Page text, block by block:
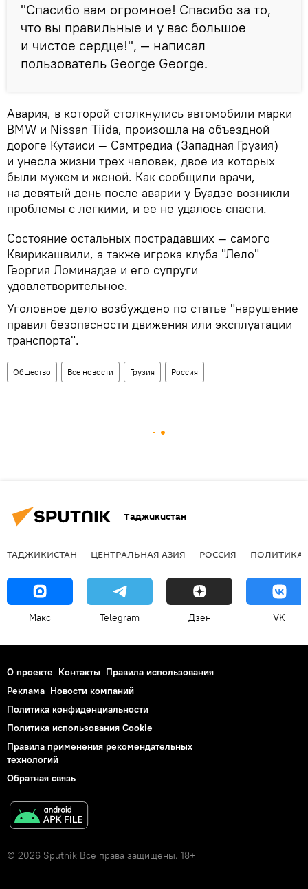
"Спасибо вам огромное! Спасибо за то,
что вы правильные и у вас большое
и чистое сердце!", — написал
пользователь George George.
Авария, в которой столкнулись автомобили марки
BMW и Nissan Tiida, произошла на объездной
дороге Кутаиси — Самтредиа (Западная Грузия)
и унесла жизни трех человек, двое из которых
были мужем и женой. Как сообщили врачи,
на девятый день после аварии у Буадзе возникли
проблемы с легкими, и ее не удалось спасти.
Состояние остальных пострадавших — самого
Квирикашвили, а также игрока клуба "Лело"
Георгия Ломинадзе и его супруги
удовлетворительное.
Уголовное дело возбуждено по статье "нарушение
правил безопасности движения или эксплуатации
транспорта".
Общество Все новости Грузия Россия
Таджикистан
ТАДЖИКИСТАН ЦЕНТРАЛЬНАЯ АЗИЯ РОССИЯ ПОЛИТИКА
Макс Telegram Дзен VK
О проекте Контакты Правила использования
Реклама Новости компаний
Политика конфиденциальности
Политика использования Cookie
Правила применения рекомендательных
технологий
Обратная связь
© 2026 Sputnik Все права защищены. 18+